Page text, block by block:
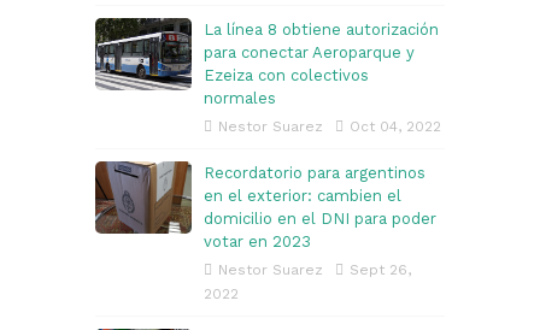
La línea 8 obtiene autorización
para conectar Aeroparque y
Ezeiza con colectivos
normales
Nestor Suarez Oct 04, 2022
Recordatorio para argentinos
en el exterior: cambien el
domicilio en el DNI para poder
votar en 2023
Nestor Suarez
Sept 26,
2022